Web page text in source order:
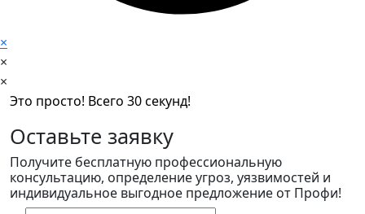
×
×
×
Это просто! Всего 30 секунд!
Оставьте заявку
Получите бесплатную профессиональную
консультацию, определение угроз, уязвимостей и
индивидуальное выгодное предложение от Профи!